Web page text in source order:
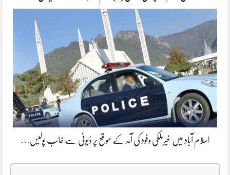
اسلام آباد میں غیرملکی وفود کی آمد کے موقع پر ڈیوٹی سے غائب پولیس…